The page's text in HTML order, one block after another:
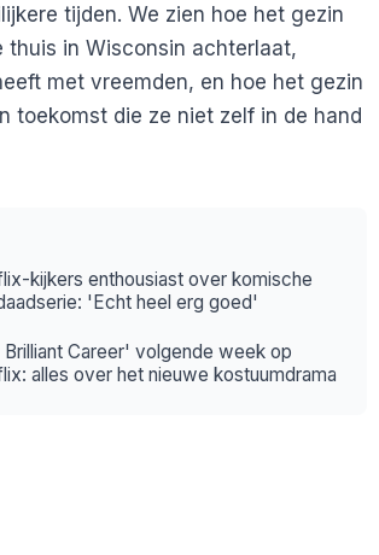
tijden. We zien hoe het gezin
thuis in Wisconsin achterlaat,
met vreemden, en hoe het gezin
toekomst die ze niet zelf in de hand
kijkers enthousiast over komische
'Echt heel erg goed'
Career' volgende week op
alles over het nieuwe kostuumdrama